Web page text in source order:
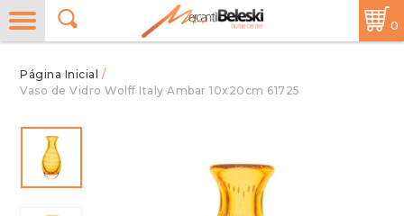
0
/
Vaso de Vidro Wolff Italy Ambar 10x20cm 61725